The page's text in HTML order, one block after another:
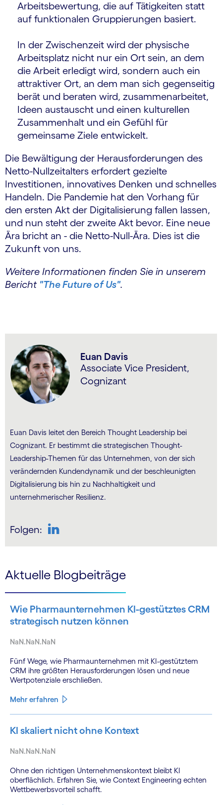
Arbeitsbewertung, die auf Tätigkeiten statt
auf funktionalen Gruppierungen basiert.
In der Zwischenzeit wird der physische
Arbeitsplatz nicht nur ein Ort sein, an dem
die Arbeit erledigt wird, sondern auch ein
attraktiver Ort, an dem man sich gegenseitig
berät und beraten wird, zusammenarbeitet,
Ideen austauscht und einen kulturellen
Zusammenhalt und ein Gefühl für
gemeinsame Ziele entwickelt.
Die Bewältigung der Herausforderungen des
Netto-Nullzeitalters erfordert gezielte
Investitionen, innovatives Denken und schnelles
Handeln. Die Pandemie hat den Vorhang für
den ersten Akt der Digitalisierung fallen lassen,
und nun steht der zweite Akt bevor. Eine neue
Ära bricht an - die Netto-Null-Ära. Dies ist die
Zukunft von uns.
Weitere Informationen finden Sie in unserem
Bericht "The Future of Us".
Euan Davis
Associate Vice President,
Cognizant
Euan Davis leitet den Bereich Thought Leadership bei
Cognizant. Er bestimmt die strategischen Thought-
Leadership-Themen für das Unternehmen, von der sich
verändernden Kundendynamik und der beschleunigten
Digitalisierung bis hin zu Nachhaltigkeit und
unternehmerischer Resilienz.
Folgen:
Aktuelle Blogbeiträge
Wie Pharmaunternehmen KI-gestütztes CRM
strategisch nutzen können
NaN.NaN.NaN
Fünf Wege, wie Pharmaunternehmen mit KI-gestütztem
CRM ihre größten Herausforderungen lösen und neue
Wertpotenziale erschließen.
Mehr erfahren
KI skaliert nicht ohne Kontext
NaN.NaN.NaN
Ohne den richtigen Unternehmenskontext bleibt KI
oberflächlich. Erfahren Sie, wie Context Engineering echten
Wettbewerbsvorteil schafft.